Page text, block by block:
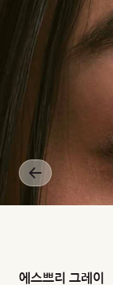
에스쁘리 그레이